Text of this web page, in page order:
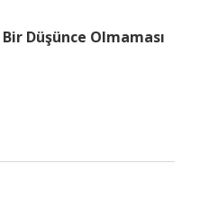
Düşünce Olmaması